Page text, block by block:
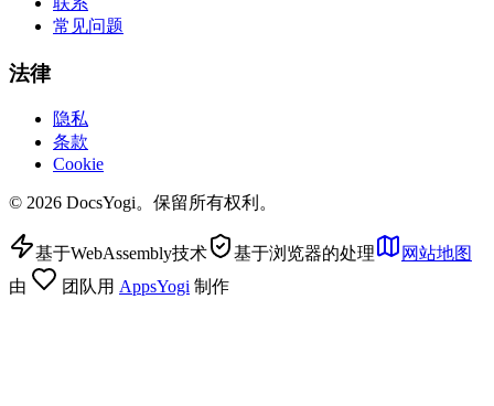
常见问题
法律
隐私
条款
Cookie
© 2026 DocsYogi。保留所有权利。
基于WebAssembly技术 基于浏览器的处理
网站地图
由
团队用 AppsYogi 制作